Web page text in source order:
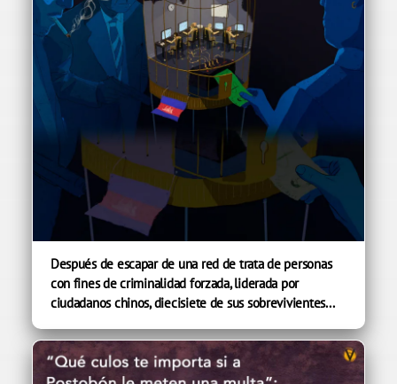
Después de escapar de una red de trata de personas
con fines de criminalidad forzada, liderada por
ciudadanos chinos, diecisiete de sus sobrevivientes...